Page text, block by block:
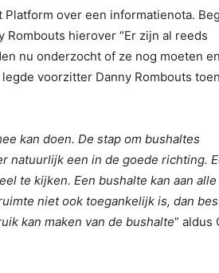
over een informatienota.
hierover “Er zijn al reeds
nu onderzocht of ze nog moeten
voorzitter Danny Rombouts
kan doen. De stap om bushaltes
natuurlijk een in de goede richting.
te kijken. Een bushalte kan aan
niet ook toegankelijk is, dan
kan maken van de bushalte” aldus